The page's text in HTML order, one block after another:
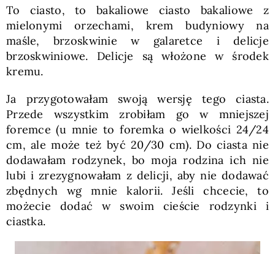
To ciasto, to bakaliowe ciasto bakaliowe z
mielonymi orzechami, krem budyniowy na
maśle, brzoskwinie w galaretce i delicje
brzoskwiniowe. Delicje są włożone w środek
kremu.
Ja przygotowałam swoją wersję tego ciasta.
Przede wszystkim zrobiłam go w mniejszej
foremce (u mnie to foremka o wielkości 24/24
cm, ale może też być 20/30 cm). Do ciasta nie
dodawałam rodzynek, bo moja rodzina ich nie
lubi i zrezygnowałam z delicji, aby nie dodawać
zbędnych wg mnie kalorii. Jeśli chcecie, to
możecie dodać w swoim cieście rodzynki i
ciastka.